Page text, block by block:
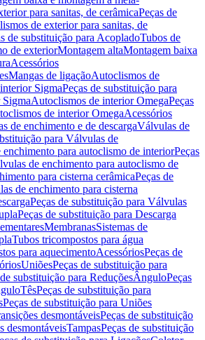
para sanitas, de cerâmicaPeças de
de exterior para sanitas, de
de substituição para AcopladoTubos de
de exteriorMontagem altaMontagem baixa
Acessórios
Mangas de ligaçãoAutoclismos de
SigmaPeças de substituição para
Autoclismos de interior OmegaPeças
de interior OmegaAcessórios
de enchimento e de descargaVálvulas de
para Válvulas de
para autoclismo de interiorPeças
de enchimento para autoclismo de
para cisterna cerâmicaPeças de
de enchimento para cisterna
Peças de substituição para Válvulas
Peças de substituição para Descarga
MembranasSistemas de
Tubos tricompostos para água
para aquecimentoAcessóriosPeças de
UniõesPeças de substituição para
substituição para ReduçõesÂnguloPeças
TêsPeças de substituição para
Peças de substituição para Uniões
desmontáveisPeças de substituição
desmontáveisTampasPeças de substituição